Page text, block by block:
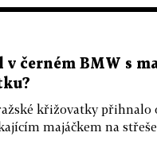
v černém BMW s
křižovatky
majáčkem na